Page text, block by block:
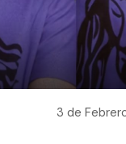
3 de